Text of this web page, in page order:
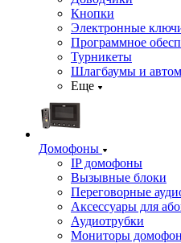
Кнопки
Электронные
Программное
Турникеты
Шлагбаумы и
Еще
Домофоны
IP домофоны
Вызывные блоки
Переговорные
Аксессуары для
Аудиотрубки
Мониторы